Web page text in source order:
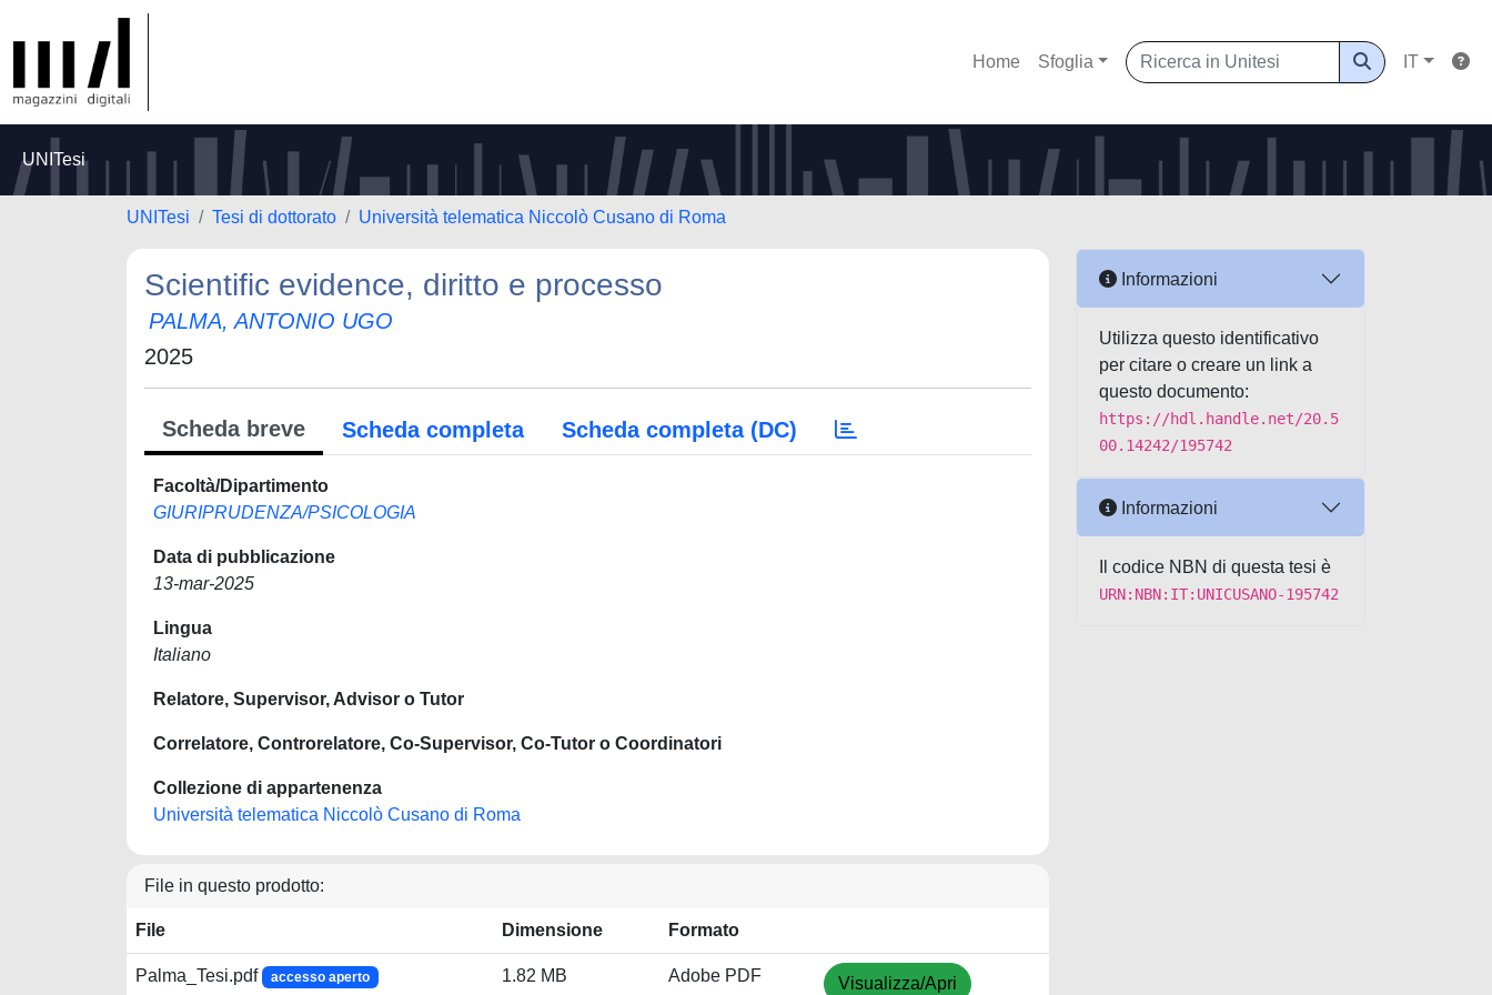
Home Sfoglia IT
UNITesi
UNITesi Tesi di dottorato Università telematica Niccolò Cusano di Roma
Scientific evidence, diritto e processo
PALMA, ANTONIO UGO
2025
Scheda breve Scheda completa Scheda completa (DC)
Facoltà/Dipartimento
GIURIPRUDENZA/PSICOLOGIA
Data di pubblicazione
13-mar-2025
Lingua
Italiano
Relatore, Supervisor, Advisor o Tutor
Correlatore, Controrelatore, Co-Supervisor, Co-Tutor o Coordinatori
Collezione di appartenenza
Università telematica Niccolò Cusano di Roma
File in questo prodotto:
File Dimensione Formato
Palma_Tesi.pdf accesso aperto 1.82 MB Adobe PDF Visualizza/Apri
Informazioni
Utilizza questo identificativo
per citare o creare un link a
questo documento:
https://hdl.handle.net/20.5
00.14242/195742
Informazioni
Il codice NBN di questa tesi è
URN:NBN:IT:UNICUSANO-195742